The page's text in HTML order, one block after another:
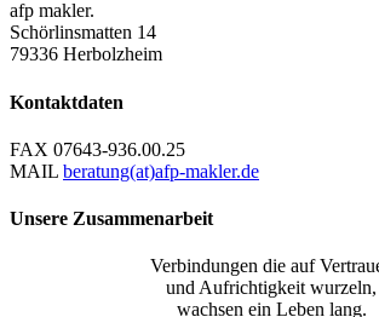
afp makler.
Schörlinsmatten 14
79336 Herbolzheim
Kontaktdaten
FAX 07643-936.00.25
MAIL beratung(at)afp-makler.de
Unsere Zusammenarbeit
Verbindungen die auf
und Aufrichtigkeit wurzeln,
wachsen ein Leben lang.